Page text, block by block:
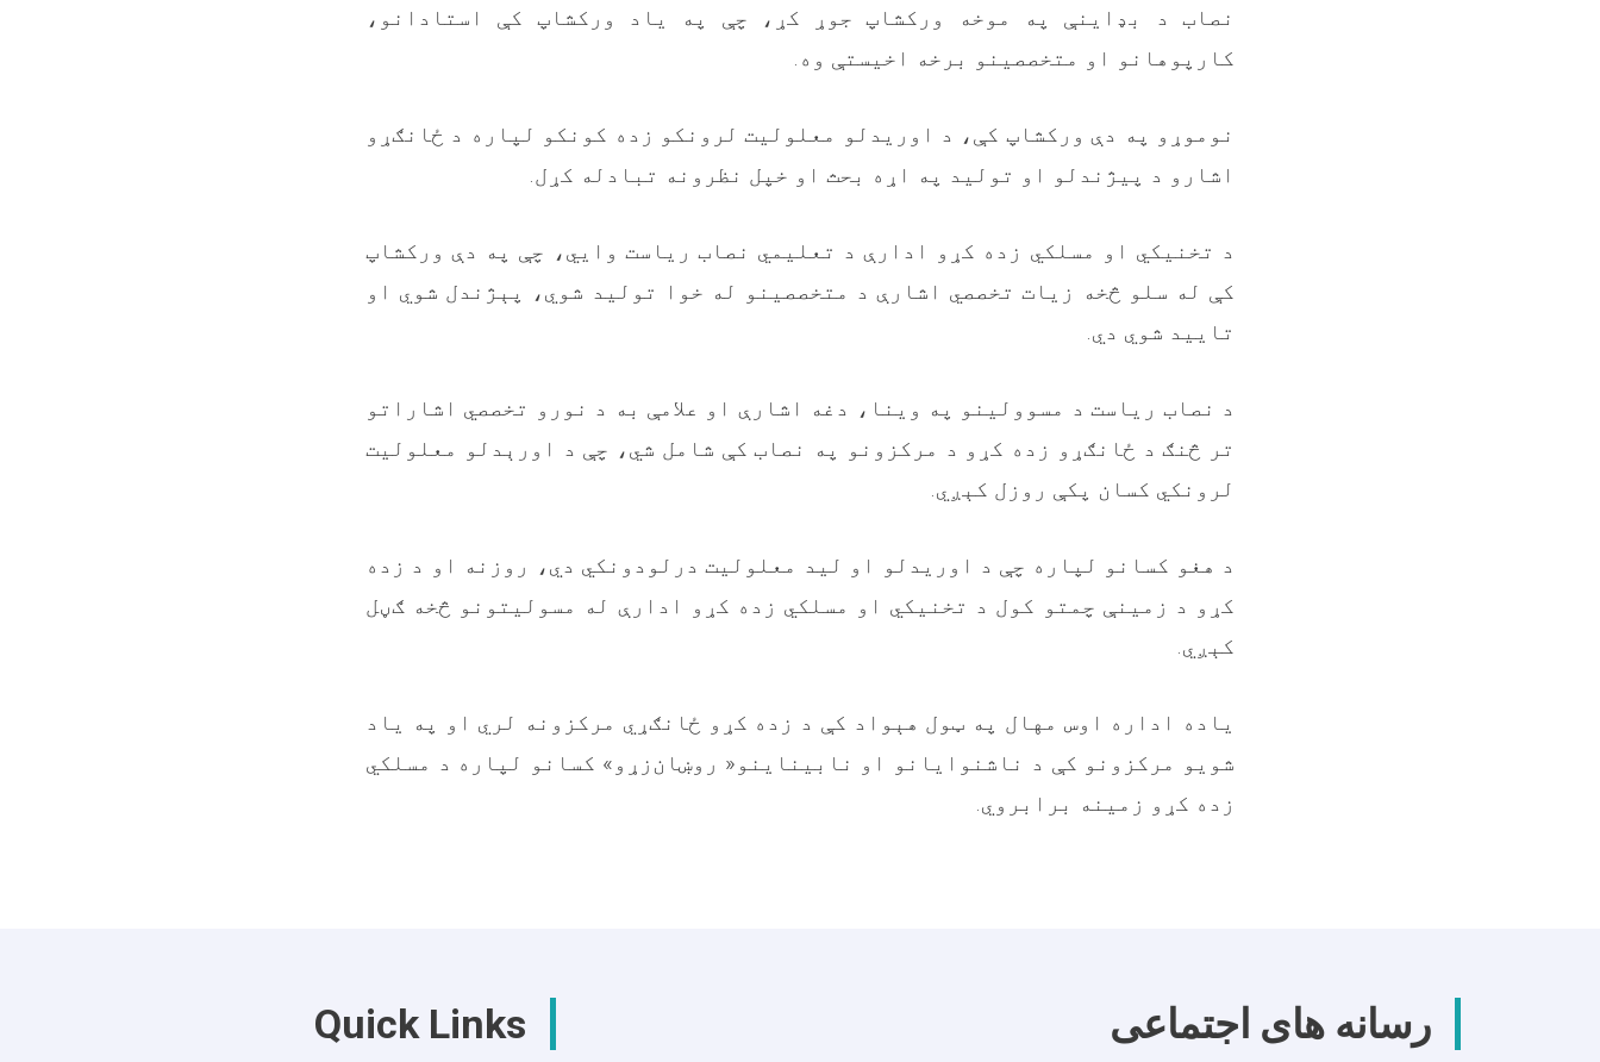
نصاب د بډاينې په موخه ورکشاپ جوړ کړ، چې په یاد ورکشاپ کې استادانو،
کارپوهانو او متخصصینو برخه اخيستې وه .
نوموړو په دې ورکشاپ کې، د اوریدلو معلولیت لرونکو زده کونکو لپاره د ځانګړو
اشارو د پیژندلو او تولید په اړه بحث او خپل نظرونه تبادله کړل.
د تخنيکي او مسلکي زده کړو ادارې د تعليمي نصاب ریاست وايي، چې په دې ورکشاپ
کې له سلو څخه زيات تخصصي اشارې د متخصصينو له خوا توليد شوي، پېژندل شوي او
تاييد شوي دي.
د نصاب ریاست د مسوولینو په وینا، دغه اشارې او علامې به د نورو تخصصي اشاراتو
تر څنګ د ځانګړو زده کړو د مرکزونو په نصاب کې شامل شي، چې د اورېدلو معلولیت
لرونکي کسان پکې روزل کېږي.
د هغو کسانو لپاره چې د اوریدلو او لید معلولیت درلودونکي دي، روزنه او د زده
کړو د زمینې چمتو کول د تخنیکي او مسلکي زده کړو ادارې له مسولیتونو څخه ګڼل
کېږي.
یاده اداره اوس مهال په ټول هېواد کې د زده کړو ځانګړي مرکزونه لري او په یاد
شویو مرکزونو کې د ناشنوایانو او نابیناینو« روښان‌زړو» کسانو لپاره د مسلکي
زده کړو زمینه برابروي.
رسانه های اجتماعی Quick Links